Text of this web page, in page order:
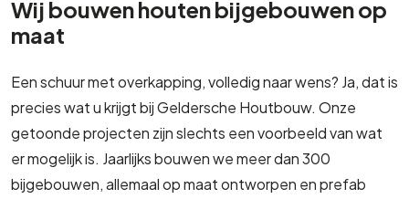
Wij bouwen houten bijgebouwen op
maat
Een schuur met overkapping, volledig naar wens? Ja, dat is
precies wat u krijgt bij Geldersche Houtbouw. Onze
getoonde projecten zijn slechts een voorbeeld van wat
er mogelijk is. Jaarlijks bouwen we meer dan 300
bijgebouwen, allemaal op maat ontworpen en prefab